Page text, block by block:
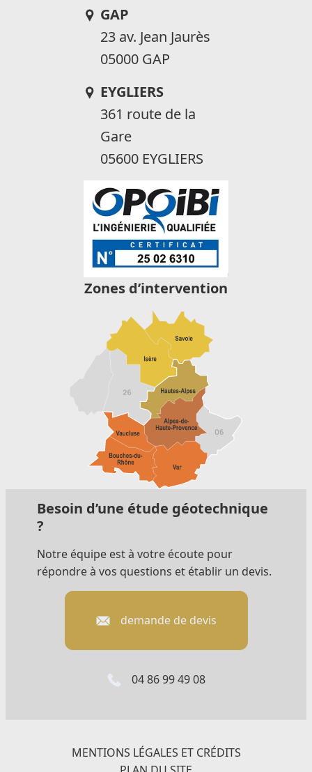
GAP
23 av. Jean Jaurès
05000 GAP
EYGLIERS
361 route de la
Gare
05600 EYGLIERS
Zones d’intervention
Besoin d’une étude géotechnique
?
Notre équipe est à votre écoute pour
répondre à vos questions et établir un devis.
demande de devis
04 86 99 49 08
MENTIONS LÉGALES ET CRÉDITS